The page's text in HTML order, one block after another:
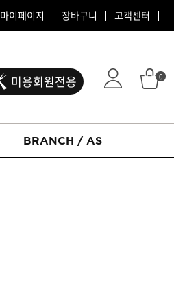
고객센터
장바구니
마이페이지
미용회원전용 0
BRANCH / AS